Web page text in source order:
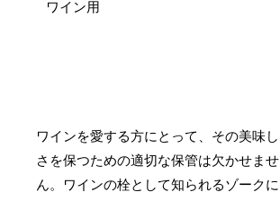
ワインを愛する方にとって、その美味し
さを保つための適切な保管は欠かせませ
ん。ワインの栓として知られるゾークに